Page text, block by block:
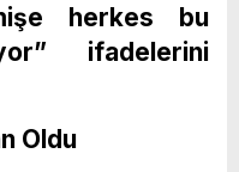
herkes bu
ifadelerini
Oldu